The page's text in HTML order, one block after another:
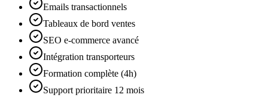
Emails transactionnels
Tableaux de bord ventes
SEO e-commerce avancé
Intégration transporteurs
Formation complète (4h)
Support prioritaire 12 mois